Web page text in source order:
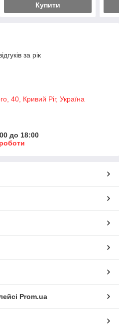
Купити
за рік
40, Кривий Ріг, Україна
до 18:00
Prom.ua